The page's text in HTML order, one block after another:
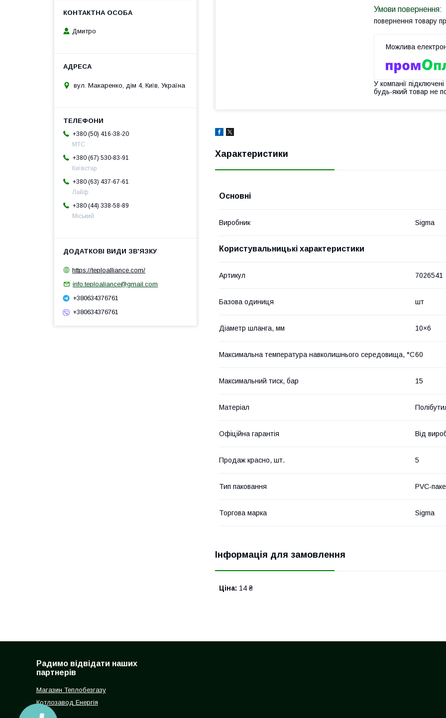
повернення товару
У компанії
будь-який товар не
Характеристики
Основні
Виробник Sigma
Користувальницькі характеристики
Артикул 7026541
Базова одиниця шт
Діаметр шланга, мм 10×6
Максимальна температура навколишнього середовища, °C60
Максимальний тиск, бар 15
Матеріал
Офіційна гарантія Від
Продаж красно, шт. 5
Тип паковання PVC-
Торгова марка Sigma
Інформація для замовлення
Ціна: 14 ₴
Дмитро
вул. Макаренко, дім 4, Київ, Україна
+380 (50) 416-38-20
МТС
+380 (67) 530-83-91
Київстар
+380 (63) 437-67-61
Лайф
+380 (44) 338-58-89
Міський
https://teploalliance.com/
info.teploaliance@gmail.com
+380634376761
+380634376761
Радимо відвідати наших
партнерів
Магазин Теплобезгазу
Котлозавод Енергія